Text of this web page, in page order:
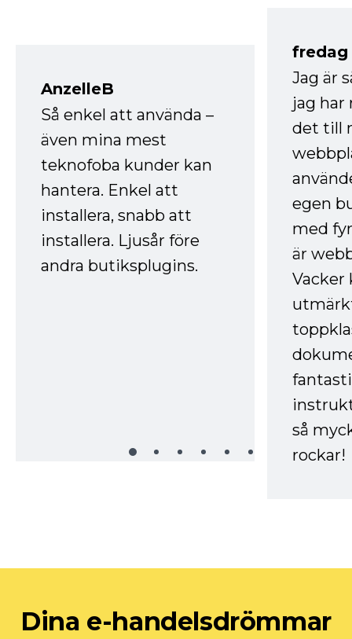
AnzelleB
Så enkel att använda –
även mina mest
teknofoba kunder kan
hantera. Enkel att
installera, snabb att
installera. Ljusår före
andra butiksplugins.
fredag
Jag är
jag
det till
egen
med
är
Vacker
så
rockar!
Dina e-handelsdrömmar